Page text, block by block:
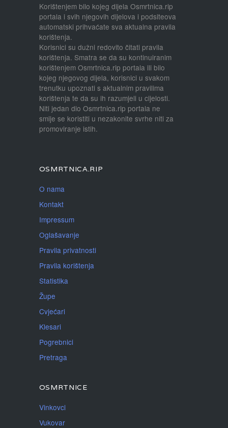
Korištenjem bilo kojeg dijela Osmrtnica.rip
portala i svih njegovih dijelova i podsiteova
automatski prihvaćate sva aktualna pravila
korištenja.
Korisnici su dužni redovito čitati pravila
korištenja. Smatra se da su kontinuiranim
korištenjem Osmrtnica.rip portala ili bilo
kojeg njegovog dijela, korisnici u svakom
trenutku upoznati s aktualnim pravilima
korištenja te da su ih razumjeli u cijelosti.
Niti jedan dio Osmrtnica.rip portala ne
smije se koristiti u nezakonite svrhe niti za
promoviranje istih.
OSMRTNICA.RIP
O nama
Kontakt
Impressum
Oglašavanje
Pravila privatnosti
Pravila korištenja
Statistika
Župe
Cvjećari
Klesari
Pogrebnici
Pretraga
OSMRTNICE
Vinkovci
Vukovar